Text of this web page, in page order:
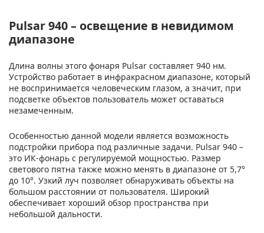
Pulsar 940 – освещение в невидимом
диапазоне
Длина волны этого фонаря Pulsar составляет 940 нм.
Устройство работает в инфракрасном диапазоне, который
не воспринимается человеческим глазом, а значит, при
подсветке объектов пользователь может оставаться
незамеченным.
Особенностью данной модели является возможность
подстройки прибора под различные задачи. Pulsar 940 –
это ИК-фонарь с регулируемой мощностью. Размер
светового пятна также можно менять в диапазоне от 5,7°
до 10°. Узкий луч позволяет обнаруживать объекты на
большом расстоянии от пользователя. Широкий
обеспечивает хороший обзор пространства при
небольшой дальности.